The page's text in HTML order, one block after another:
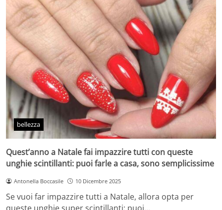
bellezza
Quest’anno a Natale fai impazzire tutti con queste
unghie scintillanti: puoi farle a casa, sono semplicissime
Antonella Boccasile 10 Dicembre 2025
Se vuoi far impazzire tutti a Natale, allora opta per